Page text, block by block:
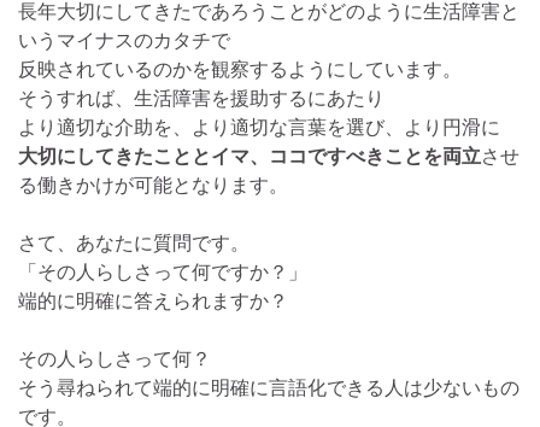
長年大切にしてきたであろうことがどのように生活障害と
いうマイナスのカタチで
反映されているのかを観察するようにしています。
そうすれば、生活障害を援助するにあたり
より適切な介助を、より適切な言葉を選び、より円滑に
大切にしてきたこととイマ、ココですべきことを両立させ
る働きかけが可能となります。
さて、あなたに質問です。
「その人らしさって何ですか？」
端的に明確に答えられますか？
その人らしさって何？
そう尋ねられて端的に明確に言語化できる人は少ないもの
です。